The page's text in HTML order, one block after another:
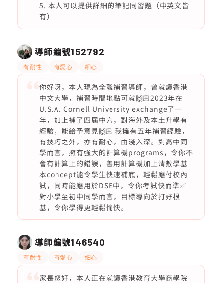
5. 本人可以提供詳細的筆記同習題（中英文皆
有）
導師編號152792
有耐性 有愛心 細心
你好呀，本人現為全職補習導師，曾就讀香港
中文大學，補習時間地點可就🙌🏻2023年在
U.S.A. Cornell University exchange了一
年，加上補了四屆中六，對海外及本土升學有
經驗，能給予意見🙌🏻 我擁有五年補習經驗，
有技巧之外，亦有耐心，由淺入深。對高中同
學而言，擁有強大的計算機programs，令你不
會有計算上的錯誤，善用計算機加上清數學基
本concept能令學生快速補底，輕鬆應付校內
試，同時能應用於DSE中，令你考試快而準✅
對小學至初中同學而言，目標導向於打好根
基，令你學得更輕鬆愉快。
導師編號146540
有耐性 有愛心 細心
家長您好，本人正在就讀香港教育大學商學院